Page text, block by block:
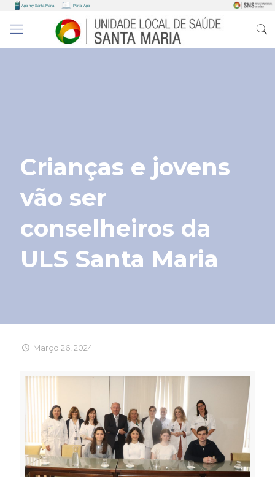
Crianças e jovens
vão ser
conselheiros da
ULS Santa Maria
Março 26, 2024